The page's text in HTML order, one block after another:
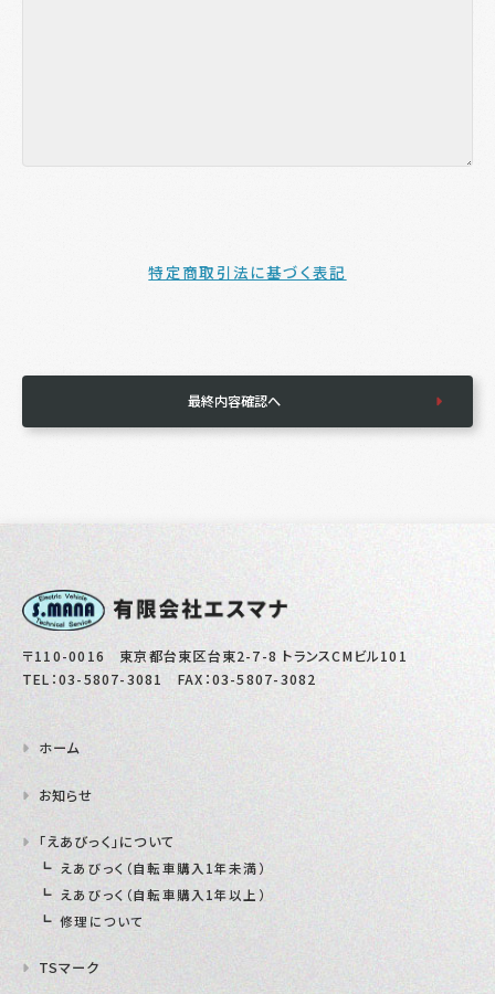
特定商取引法に基づく表記
最終内容確認へ
〒110-0016 東京都台東区台東2-7-8 トランスCMビル101
TEL：03-5807-3081 FAX：03-5807-3082
ホーム
お知らせ
「えあびっく」について
えあびっく（自転車購入1年未満）
えあびっく（自転車購入1年以上）
修理について
TSマーク